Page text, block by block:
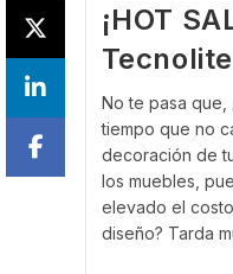
¡HOT
No te pasa que,
tiempo que no
decoración de
los muebles,
elevado el
diseño? Tarda